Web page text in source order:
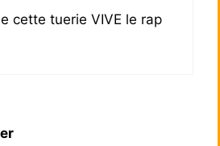
cette tuerie VIVE le rap